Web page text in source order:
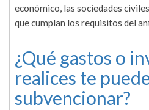
económico, las sociedades
que cumplan los requisitos del
¿Qué gastos o
realices te
subvencionar?